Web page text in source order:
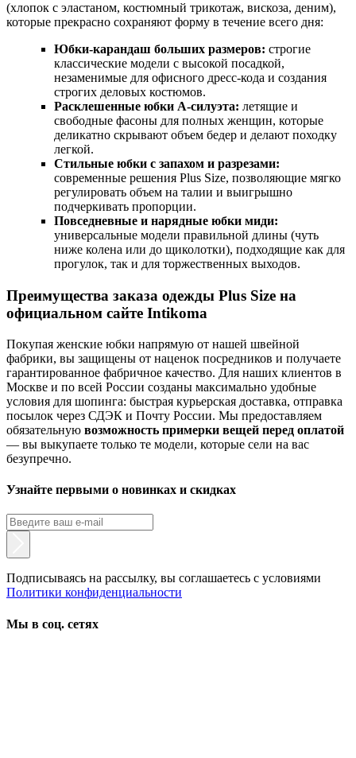
(хлопок с эластаном, костюмный трикотаж, вискоза, деним),
которые прекрасно сохраняют форму в течение всего дня:
Юбки-карандаш больших размеров: строгие
классические модели с высокой посадкой,
незаменимые для офисного дресс-кода и создания
строгих деловых костюмов.
Расклешенные юбки А-силуэта: летящие и
свободные фасоны для полных женщин, которые
деликатно скрывают объем бедер и делают походку
легкой.
Стильные юбки с запахом и разрезами:
современные решения Plus Size, позволяющие мягко
регулировать объем на талии и выигрышно
подчеркивать пропорции.
Повседневные и нарядные юбки миди:
универсальные модели правильной длины (чуть
ниже колена или до щиколотки), подходящие как для
прогулок, так и для торжественных выходов.
Преимущества заказа одежды Plus Size на
официальном сайте Intikoma
Покупая женские юбки напрямую от нашей швейной
фабрики, вы защищены от наценок посредников и получаете
гарантированное фабричное качество. Для наших клиентов в
Москве и по всей России созданы максимально удобные
условия для шопинга: быстрая курьерская доставка, отправка
посылок через СДЭК и Почту России. Мы предоставляем
обязательную возможность примерки вещей перед оплатой
— вы выкупаете только те модели, которые сели на вас
безупречно.
Узнайте первыми о новинках и скидках
Подписываясь на рассылку, вы соглашаетесь с условиями
Политики конфиденциальности
Мы в соц. сетях